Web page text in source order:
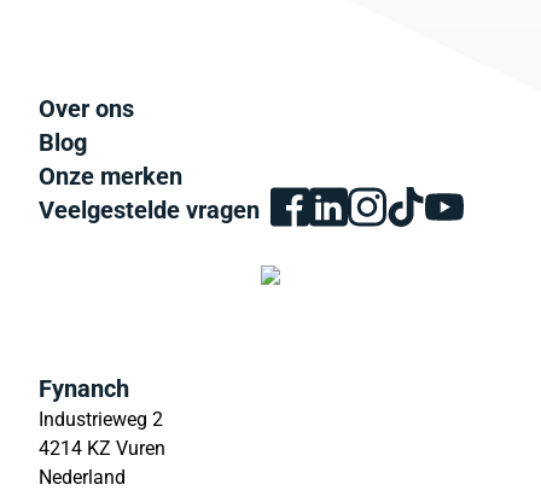
Over ons
Blog
Onze merken
Veelgestelde vragen
Fynanch
Industrieweg 2
4214 KZ Vuren
Nederland